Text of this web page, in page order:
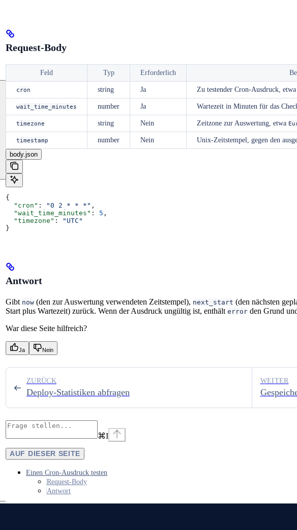
Request-Body
Feld Typ Erforderlich
cron string Ja Zu testender Cron-Ausdruck, etwa
wait_time_minutes number Ja Wartezeit in Minuten für das
timezone string Nein Zeitzone zur Auswertung, etwa
timestamp number Nein
Unix-Zeitstempel, gegen den
body.json
{
  "cron"
: "0 2 * * *" ,
  "wait_time_minutes"
: 5 ,
  "timezone"
:
"UTC"
}
Antwort
Gibt now (den zur Auswertung verwendeten Zeitstempel), next_start (den nächsten
Start plus Wartezeit) zurück. Wenn der Ausdruck ungültig ist, enthält error den Grund
War diese Seite hilfreich?
Ja Nein
Deploy-Statistiken abfragen
ZURÜCK WEITER
⌘I
AUF DIESER SEITE
Einen Cron-Ausdruck testen
Request-Body
Antwort